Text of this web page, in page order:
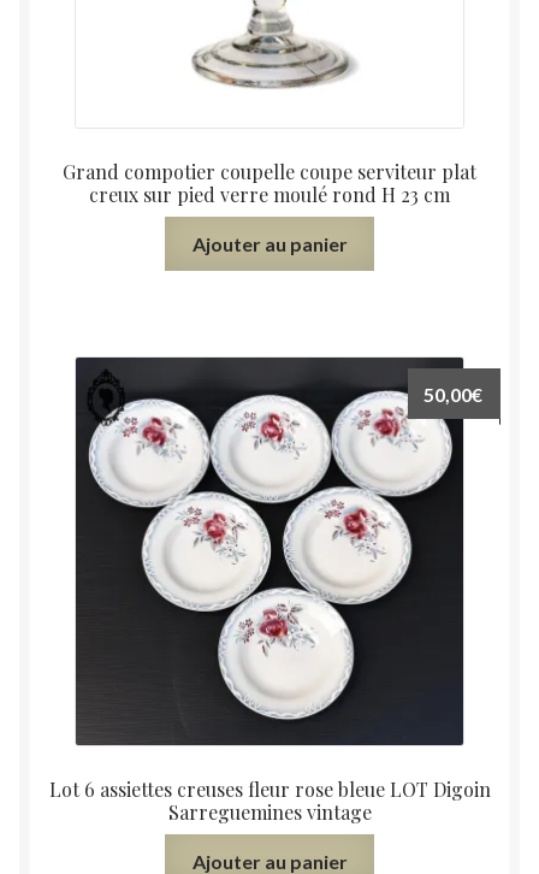
Grand compotier coupelle coupe serviteur plat
creux sur pied verre moulé rond H 23 cm
Ajouter au panier
Lot 6 assiettes creuses fleur rose bleue LOT Digoin
Sarreguemines vintage
50,00€
Ajouter au panier